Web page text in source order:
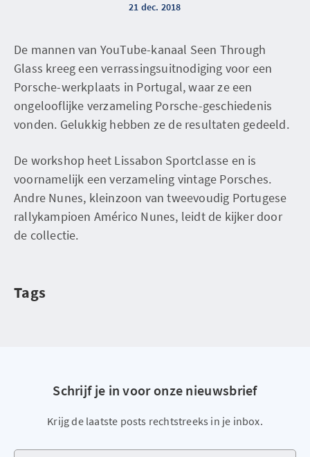
21 dec. 2018
De mannen van YouTube-kanaal Seen Through
Glass kreeg een verrassingsuitnodiging voor een
Porsche-werkplaats in Portugal, waar ze een
ongelooflijke verzameling Porsche-geschiedenis
vonden. Gelukkig hebben ze de resultaten gedeeld.
De workshop heet Lissabon Sportclasse en is
voornamelijk een verzameling vintage Porsches.
Andre Nunes, kleinzoon van tweevoudig Portugese
rallykampioen Américo Nunes, leidt de kijker door
de collectie.
Tags
Schrijf je in voor onze nieuwsbrief
Krijg de laatste posts rechtstreeks in je inbox.